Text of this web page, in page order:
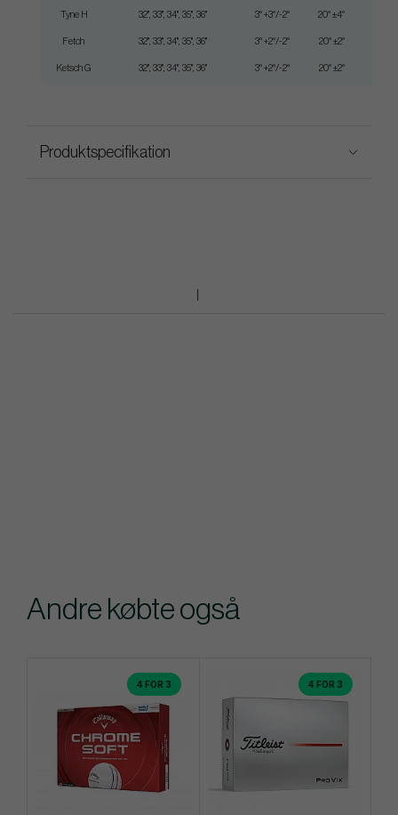
Tyne H 32", 33", 34", 35", 36" 3° +3°/-2° 20° ±4°
Fetch 32", 33", 34", 35", 36" 3° +2°/-2° 20° ±2°
Ketsch G 32", 33", 34", 35", 36" 3° +2°/-2° 20° ±2°
Produktspecifikation
Andre købte også
4 FOR 3 4 FOR 3